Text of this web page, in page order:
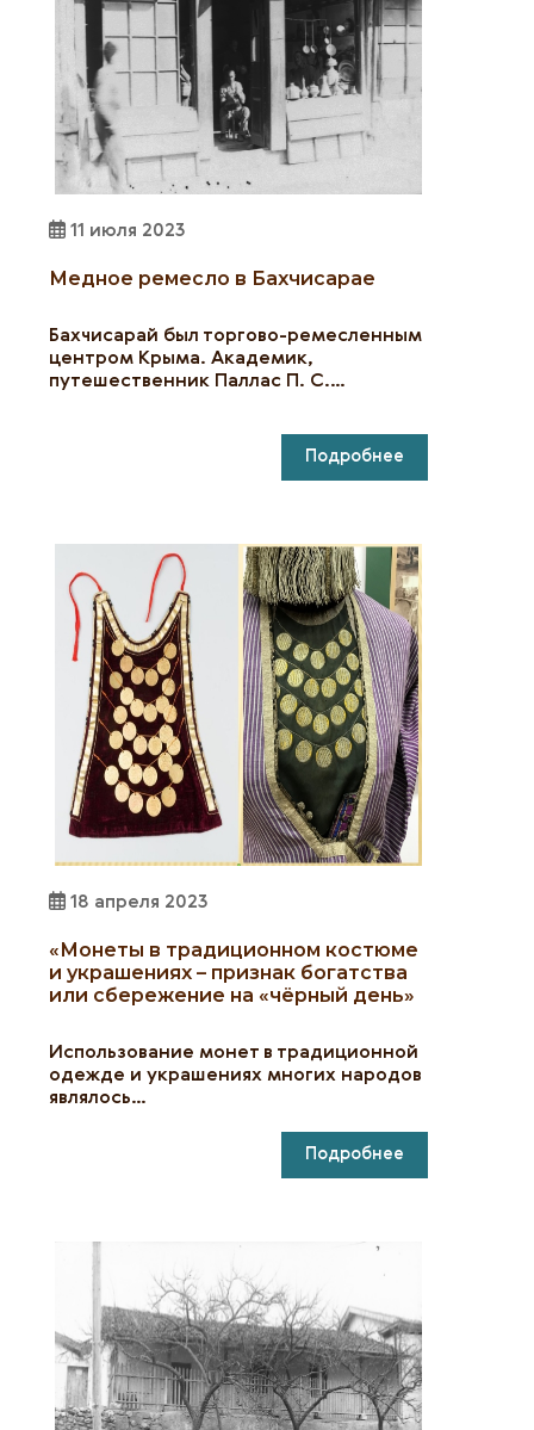
11 июля 2023
Медное ремесло в Бахчисарае
Бахчисарай был торгово-ремесленным
центром Крыма. Академик,
путешественник Паллас П. С.…
Подробнее
18 апреля 2023
«Монеты в традиционном костюме
и украшениях – признак богатства
или сбережение на «чёрный день»
Использование монет в традиционной
одежде и украшениях многих народов
являлось…
Подробнее